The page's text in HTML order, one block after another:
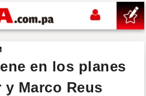
en los planes
y Marco Reus